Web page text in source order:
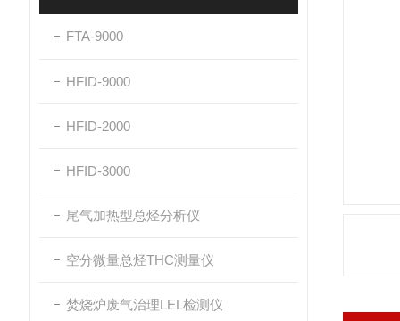
FTA-9000
HFID-9000
HFID-2000
HFID-3000
尾气加热型总烃分析仪
空分微量总烃THC测量仪
焚烧炉废气治理LEL检测仪